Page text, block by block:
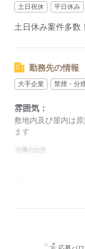
す。
土日祝休 平日休み
土日休み案件多数！
勤務先の情報
大手企業 禁煙・分
雰囲気：
敷地内及び屋内は
ます
仕事の仕方